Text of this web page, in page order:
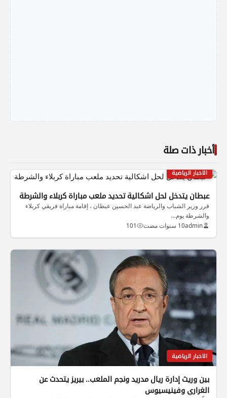
أخبار ذات صلة
الاخبار الرياضية
عبطان يتدخل لحل اشكالية تحديد ملعب مباراة كربلاء والشرطة
قرر وزير الشباب والرياضة عبد الحسين عبطان ، إقامة مباراة فريقي كربلاء
والشرطة يوم…
admin10 سنوات مضت 101
الاخبار الرياضية
بين وريث إدارة ريال مدريد ونجم الملعب.. بيريز يتحدث عن
الغراري وفينيسيوس